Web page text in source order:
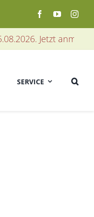
Jetzt anmelden!
SERVICE